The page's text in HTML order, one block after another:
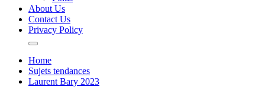
About Us
Contact Us
Privacy Policy
Home
Sujets tendances
Laurent Bary 2023